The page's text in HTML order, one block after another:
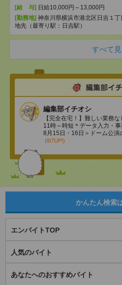
[給 与] 日給10,000円～13,000円
[勤務地] 神奈川県横浜市港北区日吉１
地先（最寄り駅：日吉駅）
すべて
編集部イチオシ
【完全在宅！】難しい業務
11時～時短＊データ入力・
8月15日・16日＞ドーム公演
(8/7UP!)
かんたん検索
エンバイトTOP
人気のバイト
あなたへのおすすめバイト